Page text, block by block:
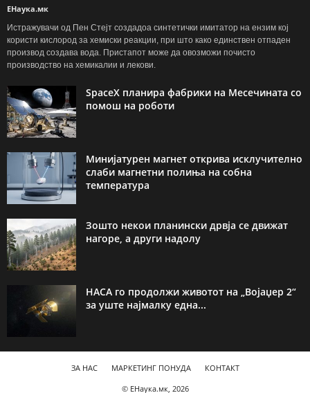
ЕНаука.мк
Истражувачи од Пен Стејт создадоа синтетички имитатор на ензим кој
користи кислород за хемиски реакции, при што како единствен отпаден
производ создава вода. Пристапот може да овозможи почисто
производство на хемикалии и лекови.
SpaceX планира фабрики на Месечината со
помош на роботи
Минијатурен магнет открива исклучително
слаби магнетни полиња на собна
температура
Зошто некои планински дрвја се движат
нагоре, а други надолу
НАСА го продолжи животот на „Војаџер 2“
за уште најмалку една...
ЗА НАС МАРКЕТИНГ ПОНУДА
КОНТАКТ
© ЕНаука.мк, 2026